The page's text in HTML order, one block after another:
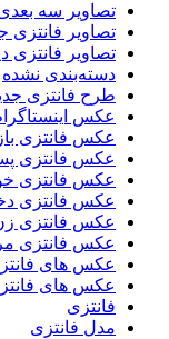
تصاویر سه
تصاویر فانتزی
تصاویر فانتزی
دسته‌بندی نشده
طرح فانتزی
عکس
عکس فانتزی
عکس فانتزی
عکس فانتزی
عکس فانتزی
عکس فانتزی
عکس فانتزی
عکس های
عکس های
فانتزی
مدل فانتزی